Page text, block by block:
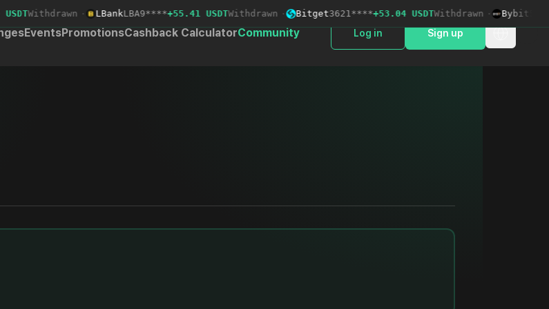
Withdrawn · LBankLBA9****+55.41 USDTWithdrawn · Bitget3621****+53.04 USDTWithdrawn · Bybit
EventsPromotionsCashback CalculatorCommunity Log in Sign up